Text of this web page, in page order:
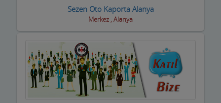
Restorant, Lokanta ve Fast Food
Sanayi Sitesi
Ses ve Işık Sistemleri
Sezen Oto Kaporta Alanya
Merkez , Alanya